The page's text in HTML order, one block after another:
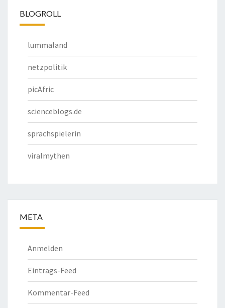
BLOGROLL
lummaland
netzpolitik
picAfric
scienceblogs.de
sprachspielerin
viralmythen
META
Anmelden
Eintrags-Feed
Kommentar-Feed